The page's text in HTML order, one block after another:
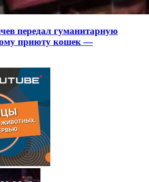
передал гуманитарную
приюту кошек —